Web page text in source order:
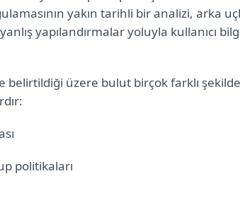
yakın tarihli bir analizi, arka
yapılandırmalar yoluyla kullanıcı
üzere bulut birçok farklı şekilde
politikaları